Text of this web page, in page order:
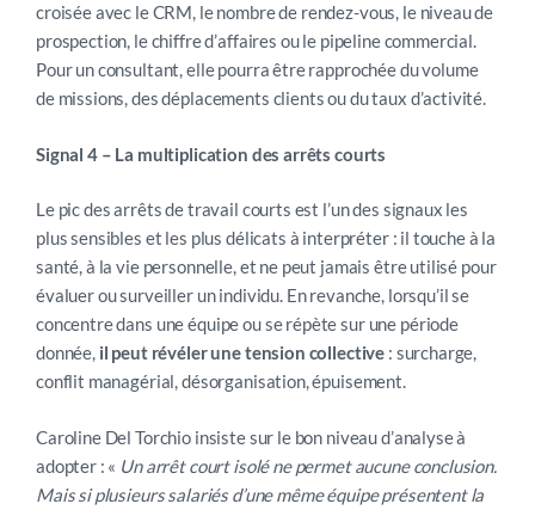
croisée avec le CRM, le nombre de rendez-vous, le niveau de
prospection, le chiffre d’affaires ou le pipeline commercial.
Pour un consultant, elle pourra être rapprochée du volume
de missions, des déplacements clients ou du taux d’activité.
Signal 4 – La multiplication des arrêts courts
Le pic des arrêts de travail courts est l’un des signaux les
plus sensibles et les plus délicats à interpréter : il touche à la
santé, à la vie personnelle, et ne peut jamais être utilisé pour
évaluer ou surveiller un individu. En revanche, lorsqu’il se
concentre dans une équipe ou se répète sur une période
donnée, il peut révéler une tension collective : surcharge,
conflit managérial, désorganisation, épuisement.
Caroline Del Torchio insiste sur le bon niveau d’analyse à
adopter : « Un arrêt court isolé ne permet aucune conclusion.
Mais si plusieurs salariés d’une même équipe présentent la